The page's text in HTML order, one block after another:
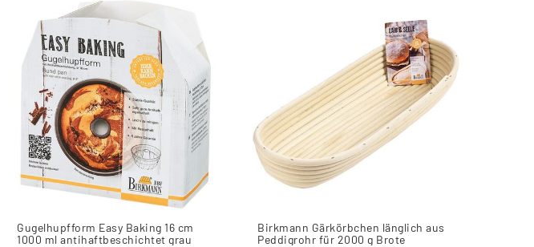
Gugelhupfform Easy Baking 16 cm
1000 ml antihaftbeschichtet grau
Birkmann Gärkörbchen länglich aus
Peddigrohr für 2000 g Brote